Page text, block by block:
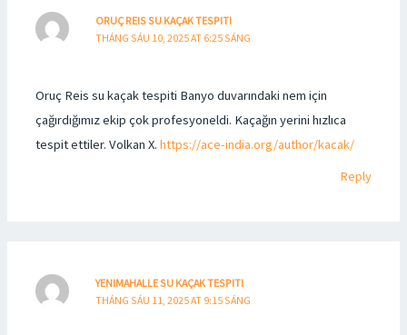
ORUÇ REIS SU KAÇAK TESPITI
THÁNG SÁU 10, 2025 AT 6:25 SÁNG
Oruç Reis su kaçak tespiti Banyo duvarındaki nem için
çağırdığımız ekip çok profesyoneldi. Kaçağın yerini hızlıca
tespit ettiler. Volkan X.https://ace-india.org/author/kacak/
Reply
YENIMAHALLE SU KAÇAK TESPITI
THÁNG SÁU 11, 2025 AT 9:15 SÁNG